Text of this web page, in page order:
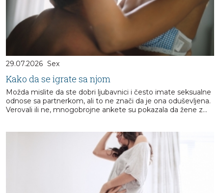
29.07.2026 Sex
Kako da se igrate sa njom
Možda mislite da ste dobri ljubavnici i često imate seksualne
odnose sa partnerkom, ali to ne znači da je ona oduševljena.
Verovali ili ne, mnogobrojne ankete su pokazala da žene z...